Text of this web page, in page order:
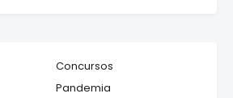
Concursos
Pandemia